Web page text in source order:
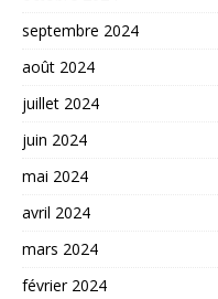
septembre 2024
août 2024
juillet 2024
juin 2024
mai 2024
avril 2024
mars 2024
février 2024